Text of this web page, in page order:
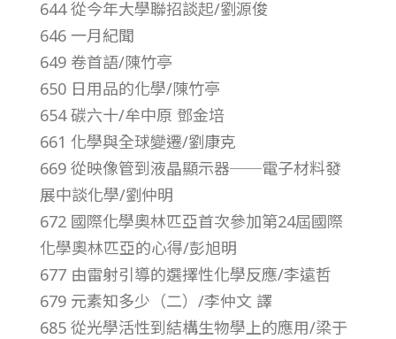
2
年
第
2
3
卷
第
644 從今年大學聯招談起/劉源俊
646 一月紀聞
649 卷首語/陳竹亭
650 日用品的化學/陳竹亭
654 碳六十/牟中原 鄧金培
661 化學與全球變遷/劉康克
669 從映像管到液晶顯示器──電子材料發
展中談化學/劉仲明
672 國際化學奧林匹亞首次參加第24屆國際
化學奧林匹亞的心得/彭旭明
677 由雷射引導的選擇性化學反應/李遠哲
679 元素知多少（二）/李仲文 譯
685 從光學活性到結構生物學上的應用/梁于